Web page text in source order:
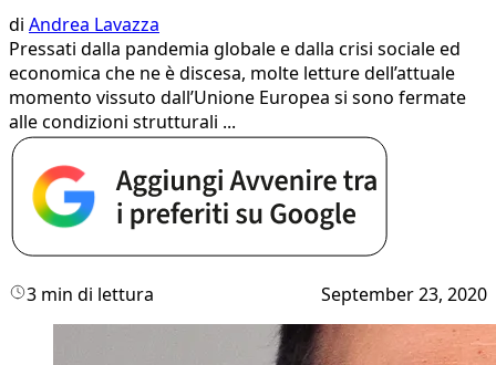
di Andrea Lavazza
Pressati dalla pandemia globale e dalla crisi sociale ed
economica che ne è discesa, molte letture dell’attuale
momento vissuto dall’Unione Europea si sono fermate
alle condizioni strutturali ...
3 min di lettura September 23, 2020